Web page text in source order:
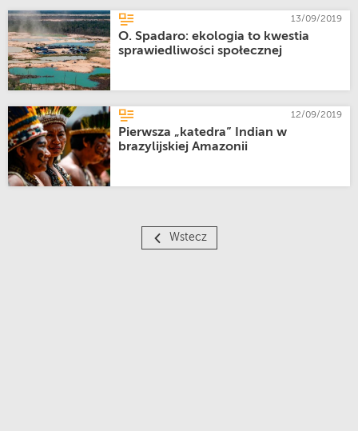
13/09/2019
O. Spadaro: ekologia to kwestia
sprawiedliwości społecznej
12/09/2019
Pierwsza „katedra” Indian w
brazylijskiej Amazonii
Wstecz